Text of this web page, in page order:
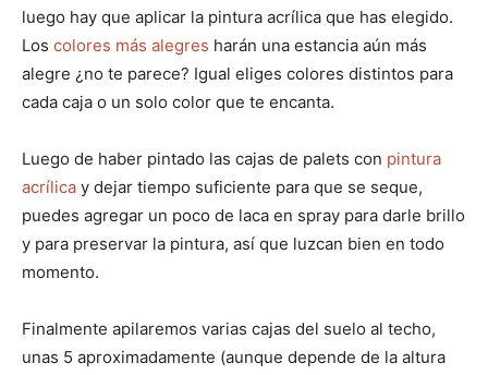
luego hay que aplicar la pintura acrílica que has elegido.
Los colores más alegres harán una estancia aún más
alegre ¿no te parece? Igual eliges colores distintos para
cada caja o un solo color que te encanta.
Luego de haber pintado las cajas de palets con pintura
acrílica y dejar tiempo suficiente para que se seque,
puedes agregar un poco de laca en spray para darle brillo
y para preservar la pintura, así que luzcan bien en todo
momento.
Finalmente apilaremos varias cajas del suelo al techo,
unas 5 aproximadamente (aunque depende de la altura